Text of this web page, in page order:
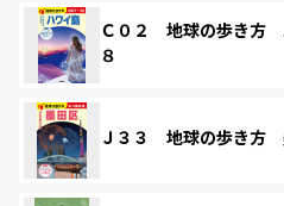
Ｃ０２ 地球の歩き方
８
Ｊ３３ 地球の歩き方